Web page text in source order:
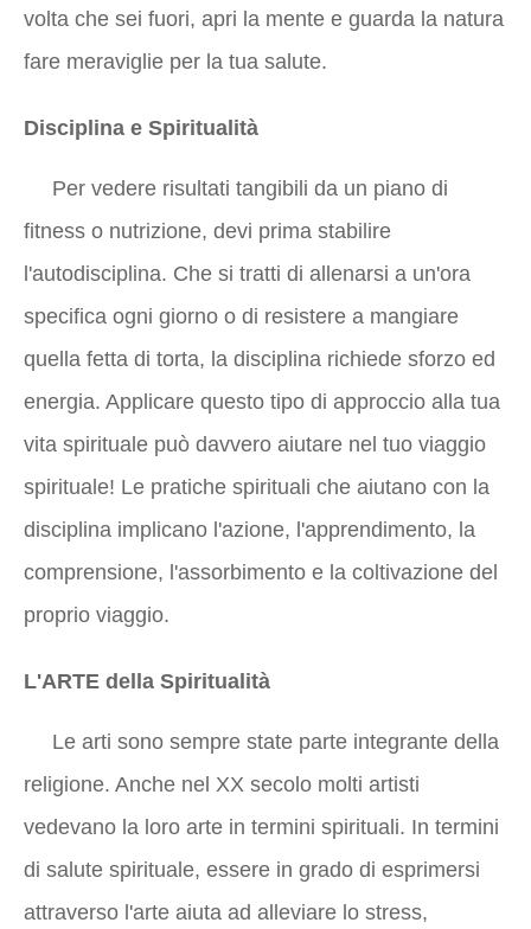
volta che sei fuori, apri la mente e guarda la natura
fare meraviglie per la tua salute.
Disciplina e Spiritualità
Per vedere risultati tangibili da un piano di
fitness o nutrizione, devi prima stabilire
l'autodisciplina. Che si tratti di allenarsi a un'ora
specifica ogni giorno o di resistere a mangiare
quella fetta di torta, la disciplina richiede sforzo ed
energia. Applicare questo tipo di approccio alla tua
vita spirituale può davvero aiutare nel tuo viaggio
spirituale! Le pratiche spirituali che aiutano con la
disciplina implicano l'azione, l'apprendimento, la
comprensione, l'assorbimento e la coltivazione del
proprio viaggio.
L'ARTE della Spiritualità
Le arti sono sempre state parte integrante della
religione. Anche nel XX secolo molti artisti
vedevano la loro arte in termini spirituali. In termini
di salute spirituale, essere in grado di esprimersi
attraverso l'arte aiuta ad alleviare lo stress,